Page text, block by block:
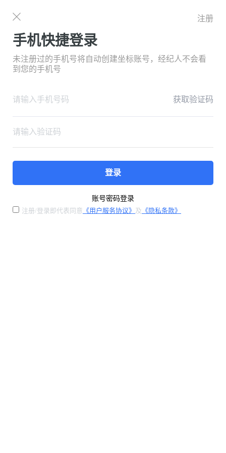
注册
手机快捷登录
未注册过的手机号将自动创建坐标账号，经纪人不会看
到您的手机号
获取验证码
登录
账号密码登录
注册/登录即代表同意 《用户服务协议》 及 《隐私条款》